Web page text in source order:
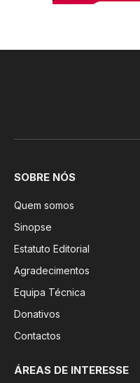
SOBRE NÓS
Quem somos
Sinopse
Estatuto Editorial
Agradecimentos
Equipa Técnica
Donativos
Contactos
ÁREAS DE INTERESSE